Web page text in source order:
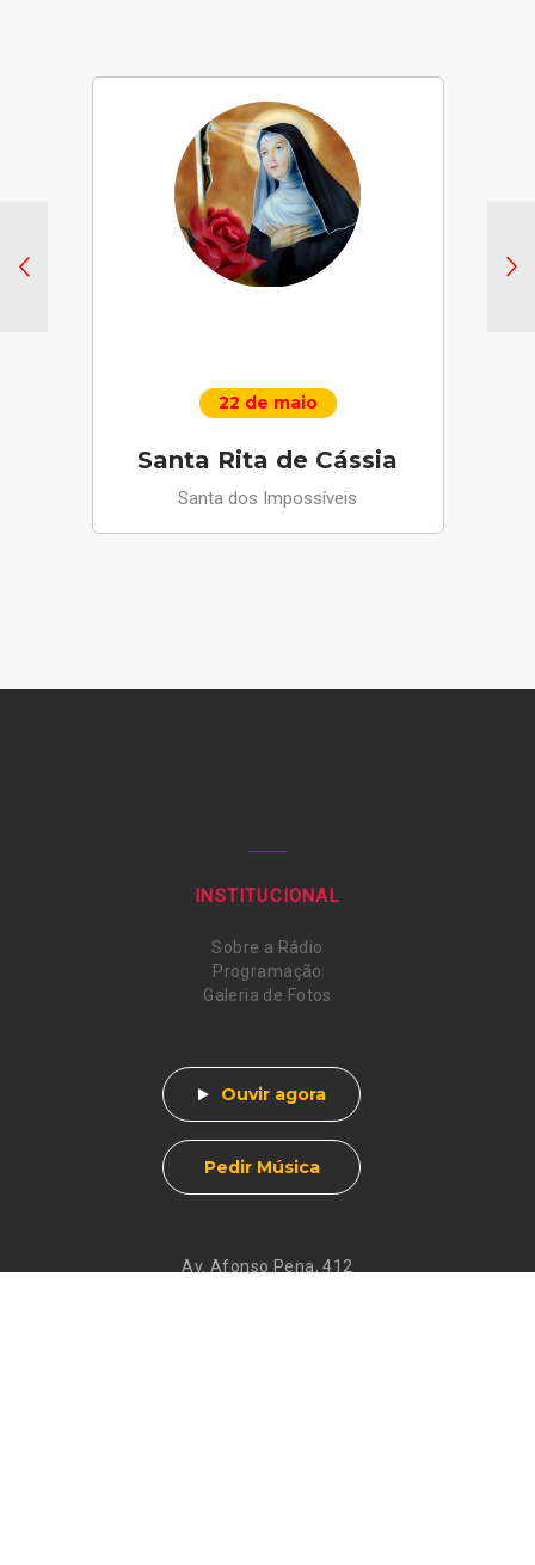
22 de maio
Santa Rita de Cássia
Santa dos Impossíveis
Av. Afonso Pena, 412
INSTITUCIONAL
Sobre a Rádio
Programação
Galeria de Fotos
Ouvir agora
Pedir Música